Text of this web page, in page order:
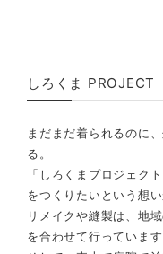
しろくま PROJECT
まだまだ着られるのに
る。
「しろくまプロジェク
をつくりたいという想
リメイクや縫製は、地
を合わせて行っています